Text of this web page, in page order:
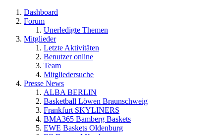
Dashboard
Forum
Unerledigte Themen
Mitglieder
Letzte Aktivitäten
Benutzer online
Team
Mitgliedersuche
Presse News
ALBA BERLIN
Basketball Löwen Braunschweig
Frankfurt SKYLINERS
BMA365 Bamberg Baskets
EWE Baskets Oldenburg